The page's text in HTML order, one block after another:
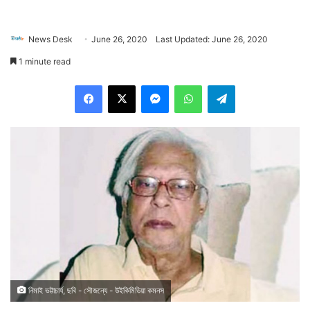
News Desk June 26, 2020 Last Updated: June 26, 2020
1 minute read
নিমাই ভট্টাচার্য, ছবি - সৌজন্যে - উইকিমিডিয়া কমনস